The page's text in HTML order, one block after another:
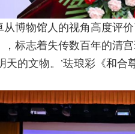
从博物馆人的视角高度评
标志着失传数百年的清
天的文物。’珐琅彩《和合